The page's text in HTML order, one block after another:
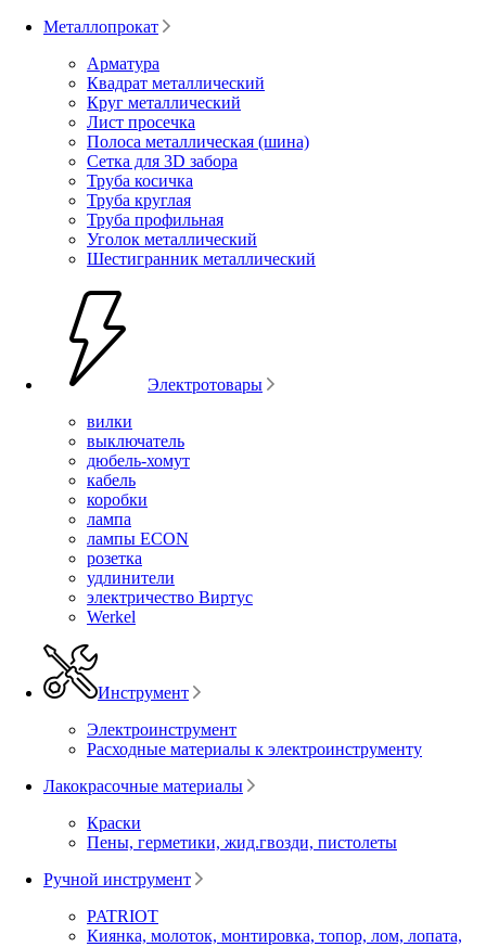
Металлопрокат
Арматура
Квадрат металлический
Круг металлический
Лист просечка
Полоса металлическая (шина)
Сетка для 3D забора
Труба косичка
Труба круглая
Труба профильная
Уголок металлический
Шестигранник металлический
Электротовары
вилки
выключатель
дюбель-хомут
кабель
коробки
лампа
лампы ECON
розетка
удлинители
электричество Виртус
Werkel
Инструмент
Электроинструмент
Расходные материалы к электроинструменту
Лакокрасочные материалы
Краски
Пены, герметики, жид.гвозди, пистолеты
Ручной инструмент
PATRIOT
Киянка, молоток, монтировка, топор, лом, лопата,